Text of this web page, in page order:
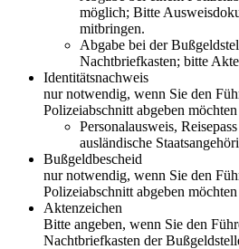
möglich; Bitte
mitbringen.
Abgabe bei der
Nachtbriefkasten; bitte
Identitätsnachweis
nur notwendig, wenn Sie den
Polizeiabschnitt abgeben möchten
Personalausweis,
ausländische
Bußgeldbescheid
nur notwendig, wenn Sie den
Polizeiabschnitt abgeben möchten
Aktenzeichen
Bitte angeben, wenn Sie den
Nachtbriefkasten der